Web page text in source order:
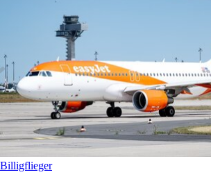
Billigflieger